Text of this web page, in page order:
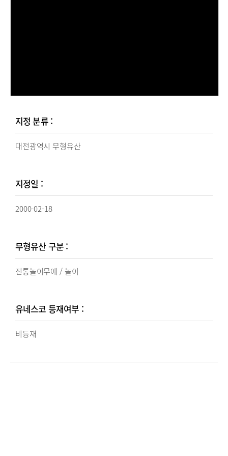
지정 분류 :
대전광역시 무형유산
지정일 :
2000-02-18
무형유산 구분 :
전통놀이무예 / 놀이
유네스코 등재여부 :
비등재